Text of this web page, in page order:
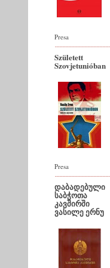
Presa
Született
Szovjetunióban
Presa
დაბადებული
საბჭოთა
კავშირში
ვასილე ერნუ